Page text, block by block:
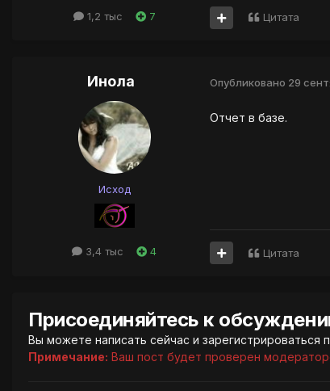
1,2 тыс 7 Цитата
Инола
Исход
3,4 тыс 4
Опубликовано 29
Отчет в базе.
Цитата
Присоединяйтесь к
Вы можете написать сейчас и зарегистрироваться
Примечание: Ваш пост будет проверен